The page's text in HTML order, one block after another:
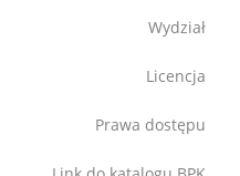
Wydział
Licencja
Prawa dostępu